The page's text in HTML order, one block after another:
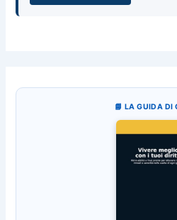
📘 LA GUIDA DI